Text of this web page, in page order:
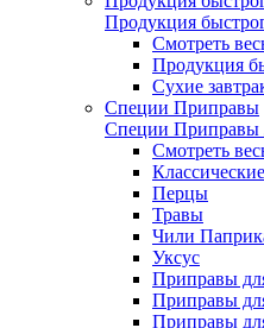
Продукция
Смотреть
Продукция
Сухие
Специи Приправы
Специи Приправы
Смотреть
Перцы
Травы
Чили
Уксус
Приправы
Приправы
Приправы